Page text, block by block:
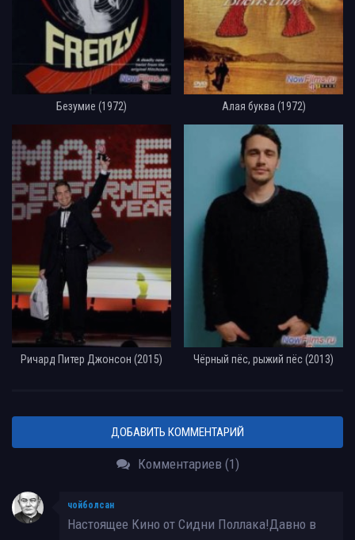
Безумие (1972) Алая буква (1972)
Ричард Питер Джонсон (2015) Чёрный пёс, рыжий пёс (2013)
ДОБАВИТЬ КОММЕНТАРИЙ
Комментариев (1)
чойболсан
Настоящее Кино от Сидни Поллака!Давно в